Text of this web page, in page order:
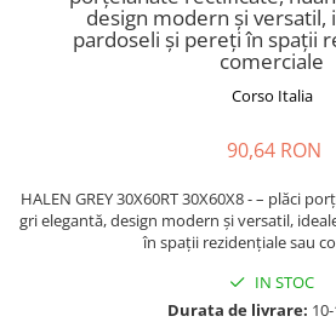
Dulap de baie cu oglindă
Dulap mic de baie
Baterii termostatice
Coloane de duș cu baterie
CHIUVETE STICLA
COMPACT
GALEO
INTERMEZZO
design modern și versatil,
pardoseli și pereți în spații
comerciale
Corso Italia
90,64 RON
HALEN GREY 30X60RT 30X60X8 -– plăci
gri elegantă, design modern și versatil,
în spații rezidențiale sau
IN STOC
Durata de livrare: